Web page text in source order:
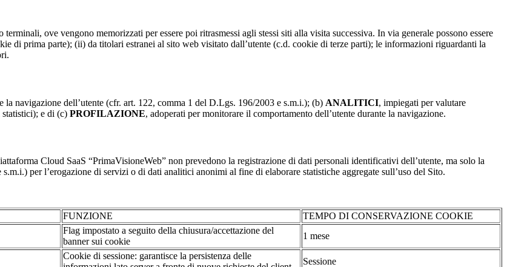
ove vengono memorizzati per essere poi ritrasmessi agli stessi siti alla visita successiva. In via generale possono essere
di prima parte); (ii) da titolari estranei al sito web visitato dall’utente (c.d. cookie di terze parti); le informazioni riguardanti la
navigazione dell’utente (cfr. art. 122, comma 1 del D.Lgs. 196/2003 e s.m.i.); (b) ANALITICI, impiegati per valutare
e di (c) PROFILAZIONE, adoperati per monitorare il comportamento dell’utente durante la navigazione.
Cloud SaaS “PrimaVisioneWeb” non prevedono la registrazione di dati personali identificativi dell’utente, ma solo la
per l’erogazione di servizi o di dati analitici anonimi al fine di elaborare statistiche aggregate sull’uso del Sito.
FUNZIONE
TEMPO DI CONSERVAZIONE COOKIE
Flag impostato a seguito della chiusura/accettazione del
banner sui cookie
1 mese
Cookie di sessione: garantisce la persistenza delle
Sessione